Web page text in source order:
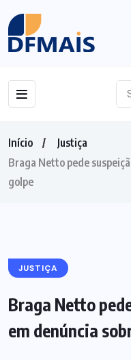
Início
Justiça
Braga Netto pede
golpe
JUSTIÇA
Braga Netto
em denúncia